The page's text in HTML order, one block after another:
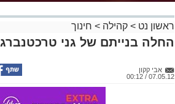
ראשון נט > קהילה > חינוך
החלה בנייתם של גני טרכטנברג
אבי קקון
07.05.12 / 00:12